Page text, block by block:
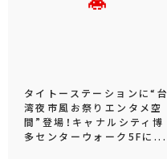
タイトーステーションに“台
湾夜市風お祭りエンタメ空
間”登場！キャナルシティ博
多センターウォーク5Fに...